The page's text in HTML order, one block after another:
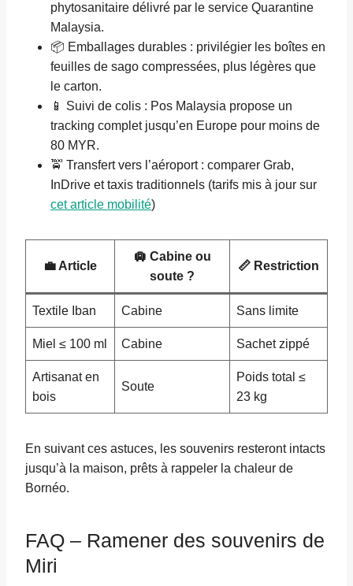
phytosanitaire délivré par le service Quarantine
Malaysia.
📦 Emballages durables : privilégier les boîtes en
feuilles de sago compressées, plus légères que
le carton.
📱 Suivi de colis : Pos Malaysia propose un
tracking complet jusqu’en Europe pour moins de
80 MYR.
🚖 Transfert vers l’aéroport : comparer Grab,
InDrive et taxis traditionnels (tarifs mis à jour sur
cet article mobilité)
💼 Article
🛄 Cabine ou
soute ?
📏 Restriction
Textile Iban Cabine Sans limite
Miel ≤ 100 ml Cabine Sachet zippé
Artisanat en
bois
Soute
Poids total ≤
23 kg
En suivant ces astuces, les souvenirs resteront intacts
jusqu’à la maison, prêts à rappeler la chaleur de
Bornéo.
FAQ – Ramener des souvenirs de
Miri